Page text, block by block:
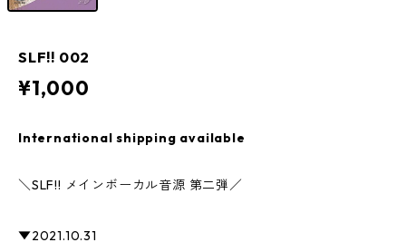
SLF!! 002
¥1,000
International shipping available
＼SLF!! メインボーカル音源 第二弾／
▼2021.10.31